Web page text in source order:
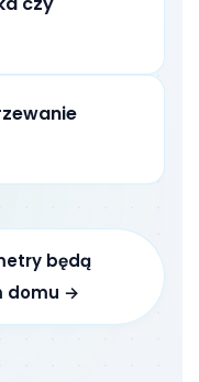
będą
domu →